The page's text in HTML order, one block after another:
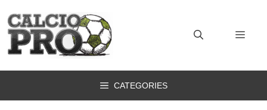
contenuto
CATEGORIES